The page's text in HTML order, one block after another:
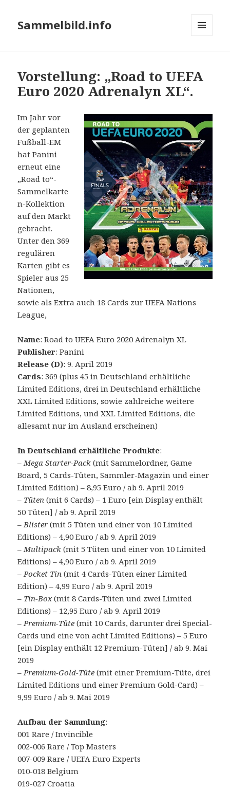
Sammelbild.info
Vorstellung: „Road to UEFA
Euro 2020 Adrenalyn XL“.
Im Jahr vor
der geplanten
Fußball-EM
hat Panini
erneut eine
„Road to“-
Sammelkarte
n-Kollektion
auf den Markt
gebracht.
Unter den 369
regulären
Karten gibt es
Spieler aus 25
Nationen,
sowie als Extra auch 18 Cards zur UEFA Nations
League,
Name: Road to UEFA Euro 2020 Adrenalyn XL
Publisher: Panini
Release (D): 9. April 2019
Cards: 369 (plus 45 in Deutschland erhältliche
Limited Editions, drei in Deutschland erhältliche
XXL Limited Editions, sowie zahlreiche weitere
Limited Editions, und XXL Limited Editions, die
allesamt nur im Ausland erscheinen)
In Deutschland erhältliche Produkte:
–Mega Starter-Pack (mit Sammelordner, Game
Board, 5 Cards-Tüten, Sammler-Magazin und einer
Limited Edition) – 8,95 Euro / ab 9. April 2019
– Tüten (mit 6 Cards) – 1 Euro [ein Display enthält
50 Tüten] / ab 9. April 2019
–Blister (mit 5 Tüten und einer von 10 Limited
Editions) – 4,90 Euro / ab 9. April 2019
–Multipack (mit 5 Tüten und einer von 10 Limited
Editions) – 4,90 Euro / ab 9. April 2019
–Pocket Tin (mit 4 Cards-Tüten einer Limited
Edition) – 4,99 Euro / ab 9. April 2019
– Tin-Box(mit 8 Cards-Tüten und zwei Limited
Editions) – 12,95 Euro / ab 9. April 2019
–Premium-Tüte (mit 10 Cards, darunter drei Special-
Cards und eine von acht Limited Editions) – 5 Euro
[ein Display enthält 12 Premium-Tüten] / ab 9. Mai
2019
–Premium-Gold-Tüte (mit einer Premium-Tüte, drei
Limited Editions und einer Premium Gold-Card) –
9,99 Euro / ab 9. Mai 2019
Aufbau der Sammlung:
001 Rare / Invincible
002-006 Rare / Top Masters
007-009 Rare / UEFA Euro Experts
010-018 Belgium
019-027 Croatia